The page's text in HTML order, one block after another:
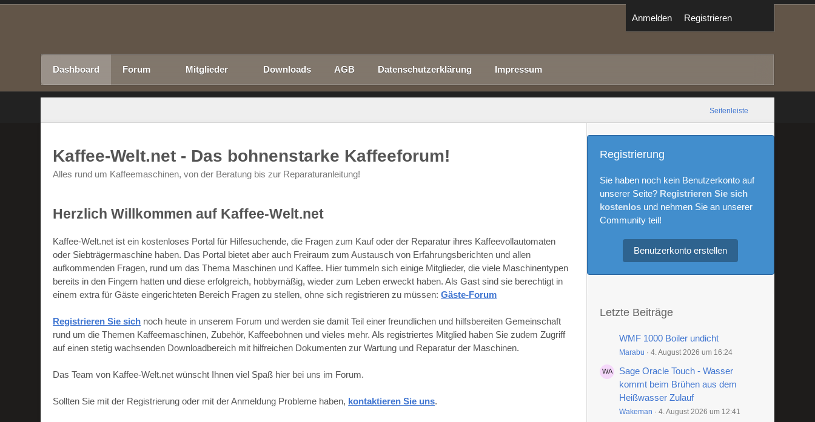
Anmelden Registrieren
Dashboard Forum Mitglieder Downloads AGB Datenschutzerklärung Impressum
Seitenleiste
Kaffee-Welt.net - Das bohnenstarke Kaffeeforum!
Alles rund um Kaffeemaschinen, von der Beratung bis zur Reparaturanleitung!
Herzlich Willkommen auf Kaffee-Welt.net
Kaffee-Welt.net ist ein kostenloses Portal für Hilfesuchende, die Fragen zum Kauf oder der Reparatur ihres Kaffeevollautomaten
oder Siebträgermaschine haben. Das Portal bietet aber auch Freiraum zum Austausch von Erfahrungsberichten und allen
aufkommenden Fragen, rund um das Thema Maschinen und Kaffee. Hier tummeln sich einige Mitglieder, die viele Maschinentypen
bereits in den Fingern hatten und diese erfolgreich, hobbymäßig, wieder zum Leben erweckt haben. Als Gast sind sie berechtigt in
einem extra für Gäste eingerichteten Bereich Fragen zu stellen, ohne sich registrieren zu müssen:Gäste-Forum
Registrieren Sie sich noch heute in unserem Forum und werden sie damit Teil einer freundlichen und hilfsbereiten Gemeinschaft
rund um die Themen Kaffeemaschinen, Zubehör, Kaffeebohnen und vieles mehr. Als registriertes Mitglied haben Sie zudem Zugriff
auf einen stetig wachsenden Downloadbereich mit hilfreichen Dokumenten zur Wartung und Reparatur der Maschinen.
Das Team von Kaffee-Welt.net wünscht Ihnen viel Spaß hier bei uns im Forum.
Sollten Sie mit der Registrierung oder mit der Anmeldung Probleme haben, kontaktieren Sie uns.
Registrierung
Sie haben noch kein Benutzerkonto auf
unserer Seite? Registrieren Sie sich
kostenlosund nehmen Sie an unserer
Community teil!
Benutzerkonto erstellen
Letzte Beiträge
WMF 1000 Boiler undicht
Marabu 4. August 2026 um 16:24
Sage Oracle Touch - Wasser
kommt beim Brühen aus dem
Heißwasser Zulauf
Wakeman 4. August 2026 um 12:41